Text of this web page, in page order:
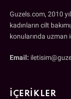
Guzels.com, 2010
kadınların cilt
konularında uzman
Email:
İÇERIKLER